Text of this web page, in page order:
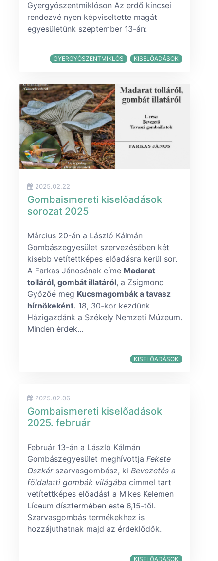
Gyergyószentmiklóson Az erdő kincsei
rendezvé nyen képviseltette magát
egyesületünk szeptember 13-án:
GYERGYÓSZENTMIKLÓS KISELŐADÁSOK
2025.02.22
Gombaismereti kiselőadások
sorozat 2025
Március 20-án a László Kálmán
Gombászegyesület szervezésében két
kisebb vetítettképes előadásra kerül sor.
A Farkas Jánosénak címe Madarat
tolláról, gombát illatáról, a Zsigmond
Győzőé meg Kucsmagombák a tavasz
hírnökeként. 18, 30-kor kezdünk.
Házigazdánk a Székely Nemzeti Múzeum.
Minden érdek...
KISELŐADÁSOK
2025.02.06
Gombaismereti kiselőadások
2025. február
Február 13-án a László Kálmán
Gombászegyesület meghívottja Fekete
Oszkárszarvasgombász, ki Bevezetés a
földalatti gombák világába címmel tart
vetítettképes előadást a Mikes Kelemen
Líceum dísztermében este 6,15-től.
Szarvasgombás termékekhez is
hozzájuthatnak majd az érdeklődők.
KISELŐADÁSOK